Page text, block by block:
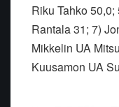
Riku Tahko
Rantala 31; 7)
Mikkelin UA
Kuusamon UA